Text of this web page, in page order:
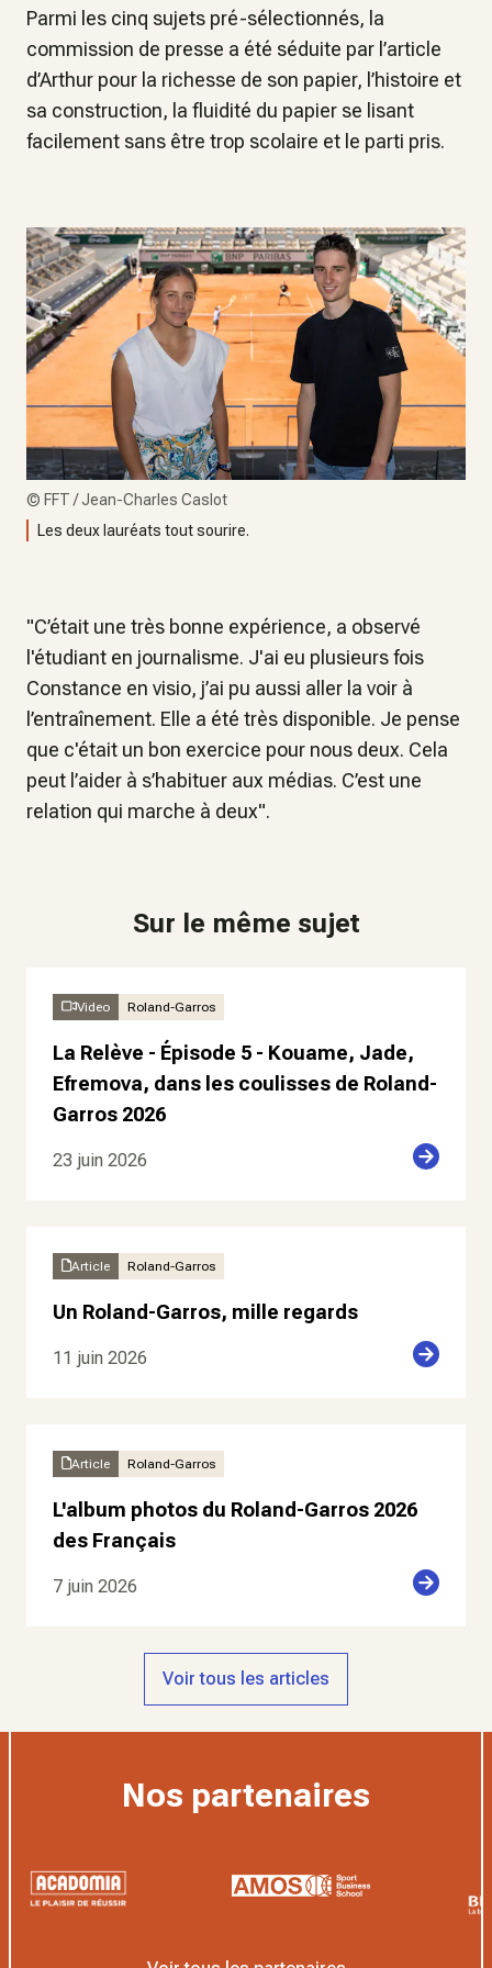
Parmi les cinq sujets pré-sélectionnés, la
commission de presse a été séduite par l’article
d’Arthur pour la richesse de son papier, l’histoire et
sa construction, la fluidité du papier se lisant
facilement sans être trop scolaire et le parti pris.
© FFT / Jean-Charles Caslot
Les deux lauréats tout sourire.
"C’était une très bonne expérience, a observé
l'étudiant en journalisme. J'ai eu plusieurs fois
Constance en visio, j’ai pu aussi aller la voir à
l’entraînement. Elle a été très disponible. Je pense
que c'était un bon exercice pour nous deux. Cela
peut l’aider à s’habituer aux médias. C’est une
relation qui marche à deux".
Sur le même sujet
Video Roland-Garros
La Relève - Épisode 5 - Kouame, Jade,
Efremova, dans les coulisses de Roland-
Garros 2026
23 juin 2026
Article Roland-Garros
Un Roland-Garros, mille regards
11 juin 2026
Article Roland-Garros
L'album photos du Roland-Garros 2026
des Français
7 juin 2026
Voir tous les articles
Nos partenaires